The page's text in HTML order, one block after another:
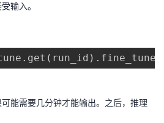
输入。
能需要几分钟才能输出。之后，推理